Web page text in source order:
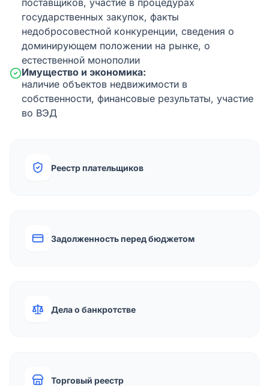
поставщиков, участие в процедурах
государственных закупок, факты
недобросовестной конкуренции, сведения о
доминирующем положении на рынке, о
естественной монополии
Имущество и экономика:
наличие объектов недвижимости в
собственности, финансовые результаты, участие
во ВЭД
Реестр плательщиков
Задолженность перед бюджетом
Дела о банкротстве
Торговый реестр